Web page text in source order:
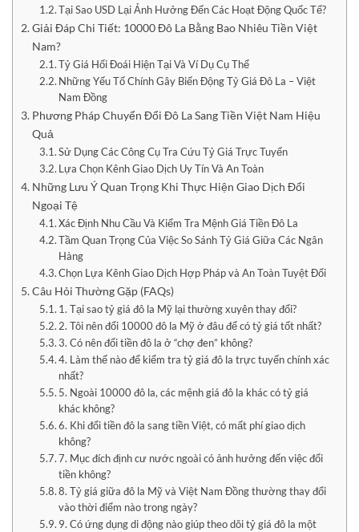
Tại Sao USD Lại Ảnh Hưởng Đến Các Hoạt Động Quốc Tế?
Giải Đáp Chi Tiết: 10000 Đô La Bằng Bao Nhiêu Tiền Việt
Nam?
Tỷ Giá Hối Đoái Hiện Tại Và Ví Dụ Cụ Thể
Những Yếu Tố Chính Gây Biến Động Tỷ Giá Đô La – Việt
Nam Đồng
Phương Pháp Chuyển Đổi Đô La Sang Tiền Việt Nam Hiệu
Quả
Sử Dụng Các Công Cụ Tra Cứu Tỷ Giá Trực Tuyến
Lựa Chọn Kênh Giao Dịch Uy Tín Và An Toàn
Những Lưu Ý Quan Trọng Khi Thực Hiện Giao Dịch Đổi
Ngoại Tệ
Xác Định Nhu Cầu Và Kiểm Tra Mệnh Giá Tiền Đô La
Tầm Quan Trọng Của Việc So Sánh Tỷ Giá Giữa Các Ngân
Hàng
Chọn Lựa Kênh Giao Dịch Hợp Pháp và An Toàn Tuyệt Đối
Câu Hỏi Thường Gặp (FAQs)
1. Tại sao tỷ giá đô la Mỹ lại thường xuyên thay đổi?
2. Tôi nên đổi 10000 đô la Mỹ ở đâu để có tỷ giá tốt nhất?
3. Có nên đổi tiền đô la ở “chợ đen” không?
4. Làm thế nào để kiểm tra tỷ giá đô la trực tuyến chính xác
nhất?
5. Ngoài 10000 đô la, các mệnh giá đô la khác có tỷ giá
khác không?
6. Khi đổi tiền đô la sang tiền Việt, có mất phí giao dịch
không?
7. Mục đích định cư nước ngoài có ảnh hưởng đến việc đổi
tiền không?
8. Tỷ giá giữa đô la Mỹ và Việt Nam Đồng thường thay đổi
vào thời điểm nào trong ngày?
9. Có ứng dụng di động nào giúp theo dõi tỷ giá đô la một